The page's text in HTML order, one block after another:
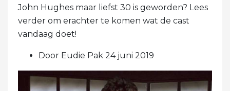
John Hughes maar liefst 30 is geworden? Lees
verder om erachter te komen wat de cast
vandaag doet!
Door Eudie Pak 24 juni 2019